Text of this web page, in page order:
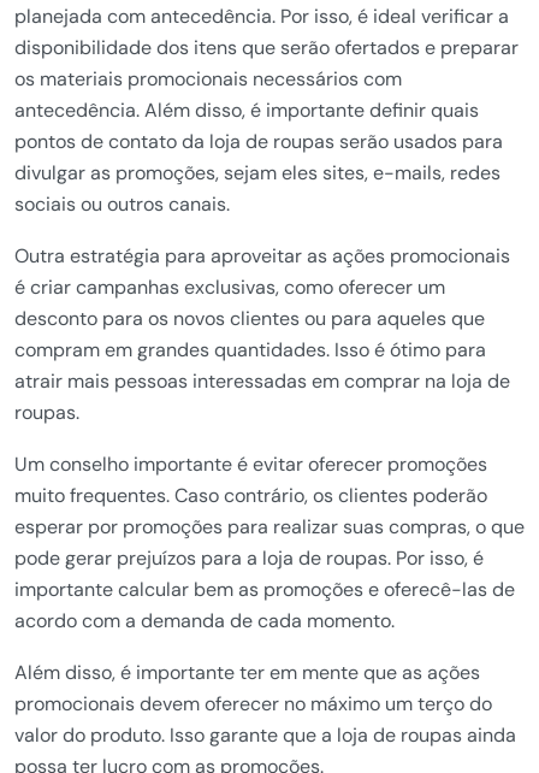
planejada com antecedência. Por isso, é ideal verificar a
disponibilidade dos itens que serão ofertados e preparar
os materiais promocionais necessários com
antecedência. Além disso, é importante definir quais
pontos de contato da loja de roupas serão usados para
divulgar as promoções, sejam eles sites, e-mails, redes
sociais ou outros canais.
Outra estratégia para aproveitar as ações promocionais
é criar campanhas exclusivas, como oferecer um
desconto para os novos clientes ou para aqueles que
compram em grandes quantidades. Isso é ótimo para
atrair mais pessoas interessadas em comprar na loja de
roupas.
Um conselho importante é evitar oferecer promoções
muito frequentes. Caso contrário, os clientes poderão
esperar por promoções para realizar suas compras, o que
pode gerar prejuízos para a loja de roupas. Por isso, é
importante calcular bem as promoções e oferecê-las de
acordo com a demanda de cada momento.
Além disso, é importante ter em mente que as ações
promocionais devem oferecer no máximo um terço do
valor do produto. Isso garante que a loja de roupas ainda
possa ter lucro com as promoções.